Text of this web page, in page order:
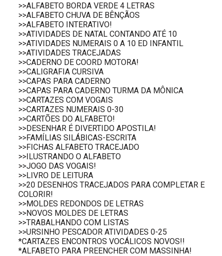
>>ALFABETO BORDA VERDE 4 LETRAS
>>ALFABETO CHUVA DE BÊNÇÃOS
>>ALFABETO INTERATIVO!
>>ATIVIDADES DE NATAL CONTANDO ATÉ 10
>>ATIVIDADES NUMERAIS 0 A 10 ED INFANTIL
>>ATIVIDADES TRACEJADAS
>>CADERNO DE COORD MOTORA!
>>CALIGRAFIA CURSIVA
>>CAPAS PARA CADERNO
>>CAPAS PARA CADERNO TURMA DA MÔNICA
>>CARTAZES COM VOGAIS
>>CARTAZES NUMERAIS 0-30
>>CARTÕES DO ALFABETO!
>>DESENHAR É DIVERTIDO APOSTILA!
>>FAMÍLIAS SILÁBICAS-ESCRITA
>>FICHAS ALFABETO TRACEJADO
>>ILUSTRANDO O ALFABETO
>>JOGO DAS VOGAIS!
>>LIVRO DE LEITURA
>>20 DESENHOS TRACEJADOS PARA COMPLETAR E
COLORIR!
>>MOLDES REDONDOS DE LETRAS
>>NOVOS MOLDES DE LETRAS
>>TRABALHANDO COM LISTAS
>>URSINHO PESCADOR ATIVIDADES 0-25
*CARTAZES ENCONTROS VOCÁLICOS NOVOS!!
*ALFABETO PARA PREENCHER COM MASSINHA!